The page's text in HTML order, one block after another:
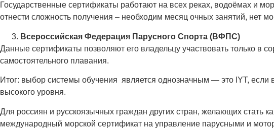
Государственные сертификаты работают на всех реках, водоёмах и
отнести сложность получения – необходим месяц очных занятий, нет
Всероссийская Федерация Парусного Спорта (ВФПС)
Данные сертификаты позволяют его владельцу участвовать только в
самостоятельного плавания.
Итог: выбор системы обучения является однозначным — это IYT, если
высокого уровня.
Для россиян и русскоязычных граждан других стран, желающих стать
международный морской сертификат на управление парусными и